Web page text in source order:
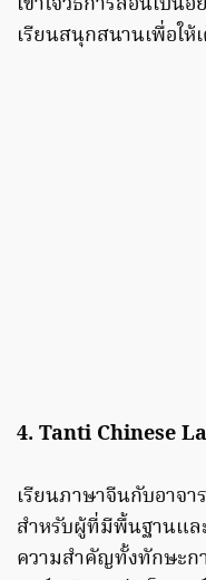
เรียนสนุกสนานเพื่อให้
4. Tanti Chinese
เรียนภาษาจีนกับอาจา
สำหรับผู้ที่มีพื้นฐานแล
ความสำคัญทั้งทักษะก